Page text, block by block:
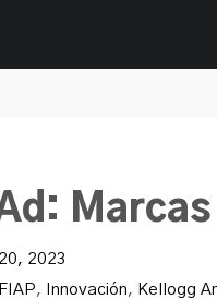
2023
FIAP, Innovación, Kellogg